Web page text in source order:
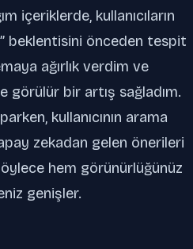
içeriklerde, kullanıcıların
beklentisini önceden tespit
ağırlık verdim ve
görülür bir artış sağladım.
kullanıcının arama
zekadan gelen önerileri
hem görünürlüğünüz
genişler.